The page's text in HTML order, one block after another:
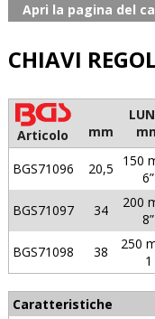
Apri la pagina del
CHIAVI
Articolo mm
BGS71096 20,5
150
6”
BGS71097 34
200
8”
BGS71098 38
250
1
Caratteristiche